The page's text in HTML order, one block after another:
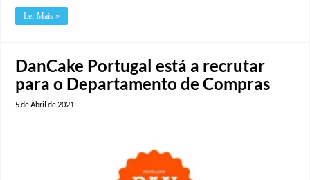
Ler Mais »
DanCake Portugal está a recrutar
para o Departamento de Compras
5 de Abril de 2021